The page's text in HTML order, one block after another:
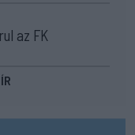
az FK